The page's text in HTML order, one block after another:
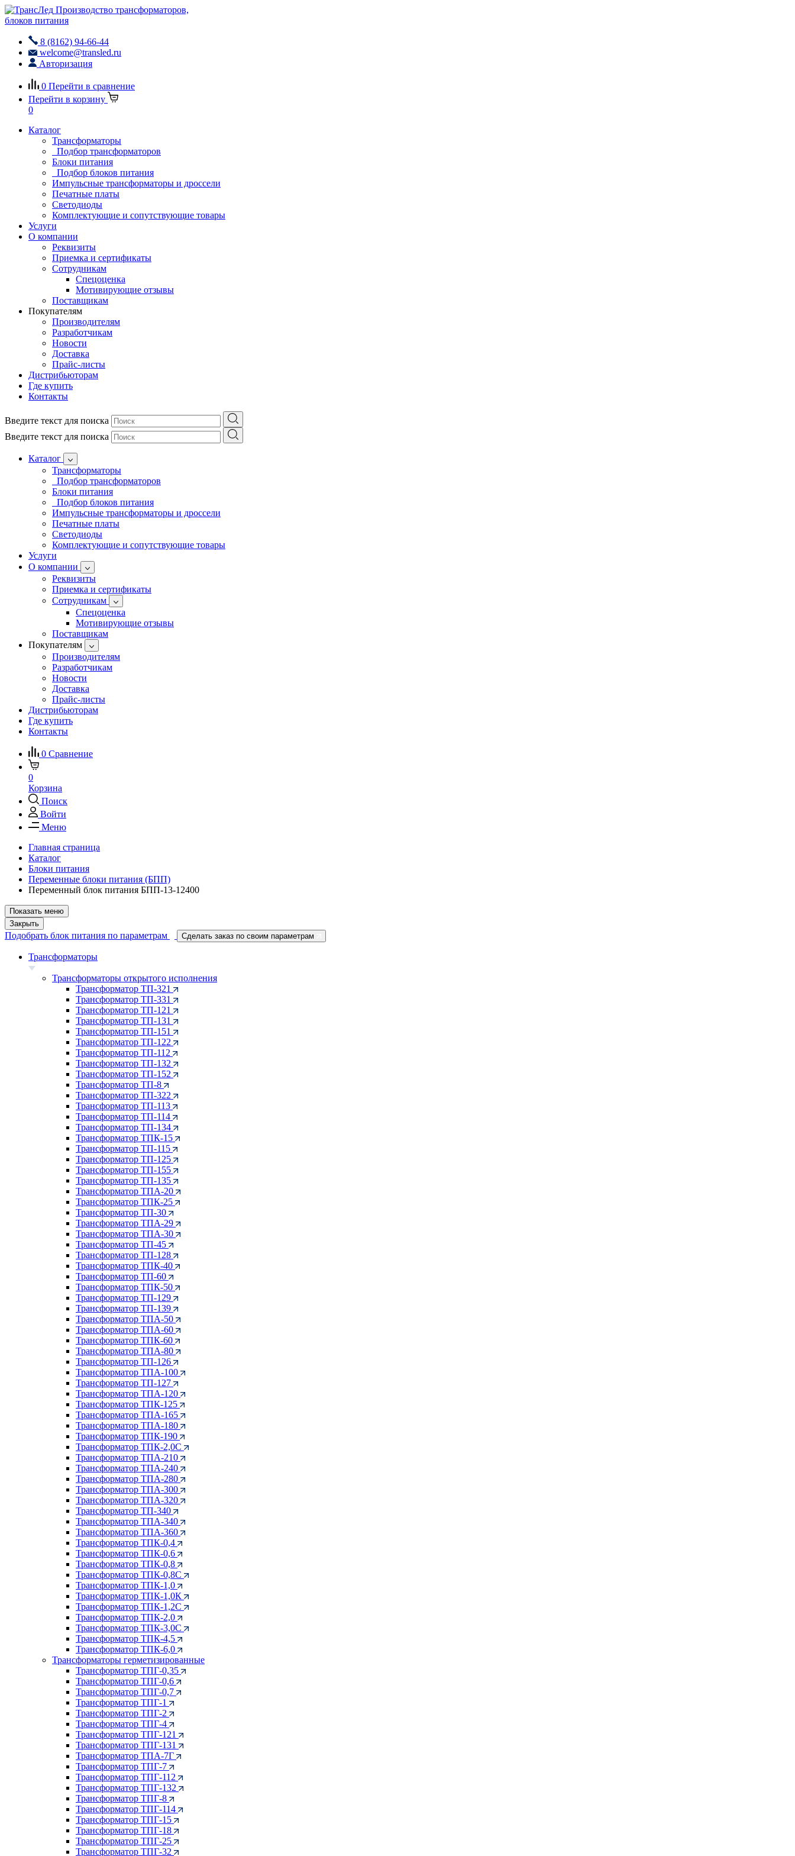
Производство трансформаторов,
блоков питания
8 (8162) 94-66-44
welcome@transled.ru
Авторизация
0 Перейти в сравнение
Перейти в корзину
0
Каталог
Трансформаторы
Подбор трансформаторов
Блоки питания
Подбор блоков питания
Импульсные трансформаторы и дроссели
Печатные платы
Светодиоды
Комплектующие и сопутствующие товары
Услуги
О компании
Реквизиты
Приемка и сертификаты
Сотрудникам
Спецоценка
Мотивирующие отзывы
Поставщикам
Покупателям
Производителям
Разработчикам
Новости
Доставка
Прайс-листы
Дистрибьюторам
Где купить
Контакты
Введите текст для поиска
Введите текст для поиска
Каталог
Трансформаторы
Подбор трансформаторов
Блоки питания
Подбор блоков питания
Импульсные трансформаторы и дроссели
Печатные платы
Светодиоды
Комплектующие и сопутствующие товары
Услуги
О компании
Реквизиты
Приемка и сертификаты
Сотрудникам
Спецоценка
Мотивирующие отзывы
Поставщикам
Покупателям
Производителям
Разработчикам
Новости
Доставка
Прайс-листы
Дистрибьюторам
Где купить
Контакты
0 Сравнение
0
Корзина
Поиск
Войти
Меню
Главная страница
Каталог
Блоки питания
Переменные блоки питания (БПП)
Переменный блок питания БПП-13-12400
Показать меню
Закрыть
Подобрать блок питания по параметрам Сделать заказ по своим параметрам
Трансформаторы
Трансформаторы открытого исполнения
Трансформатор ТП-321
Трансформатор ТП-331
Трансформатор ТП-121
Трансформатор ТП-131
Трансформатор ТП-151
Трансформатор ТП-122
Трансформатор ТП-112
Трансформатор ТП-132
Трансформатор ТП-152
Трансформатор ТП-8
Трансформатор ТП-322
Трансформатор ТП-113
Трансформатор ТП-114
Трансформатор ТП-134
Трансформатор ТПК-15
Трансформатор ТП-115
Трансформатор ТП-125
Трансформатор ТП-155
Трансформатор ТП-135
Трансформатор ТПА-20
Трансформатор ТПК-25
Трансформатор ТП-30
Трансформатор ТПА-29
Трансформатор ТПА-30
Трансформатор ТП-45
Трансформатор ТП-128
Трансформатор ТПК-40
Трансформатор ТП-60
Трансформатор ТПК-50
Трансформатор ТП-129
Трансформатор ТП-139
Трансформатор ТПА-50
Трансформатор ТПА-60
Трансформатор ТПК-60
Трансформатор ТПА-80
Трансформатор ТП-126
Трансформатор ТПА-100
Трансформатор ТП-127
Трансформатор ТПА-120
Трансформатор ТПК-125
Трансформатор ТПА-165
Трансформатор ТПА-180
Трансформатор ТПК-190
Трансформатор ТПК-2,0С
Трансформатор ТПА-210
Трансформатор ТПА-240
Трансформатор ТПА-280
Трансформатор ТПА-300
Трансформатор ТПА-320
Трансформатор ТП-340
Трансформатор ТПА-340
Трансформатор ТПА-360
Трансформатор ТПК-0,4
Трансформатор ТПК-0,6
Трансформатор ТПК-0,8
Трансформатор ТПК-0,8С
Трансформатор ТПК-1,0
Трансформатор ТПК-1,0К
Трансформатор ТПК-1,2С
Трансформатор ТПК-2,0
Трансформатор ТПК-3,0С
Трансформатор ТПК-4,5
Трансформатор ТПК-6,0
Трансформаторы герметизированные
Трансформатор ТПГ-0,35
Трансформатор ТПГ-0,6
Трансформатор ТПГ-0,7
Трансформатор ТПГ-1
Трансформатор ТПГ-2
Трансформатор ТПГ-4
Трансформатор ТПГ-121
Трансформатор ТПГ-131
Трансформатор ТПА-7Г
Трансформатор ТПГ-7
Трансформатор ТПГ-112
Трансформатор ТПГ-132
Трансформатор ТПГ-8
Трансформатор ТПГ-114
Трансформатор ТПГ-15
Трансформатор ТПГ-18
Трансформатор ТПГ-25
Трансформатор ТПГ-32